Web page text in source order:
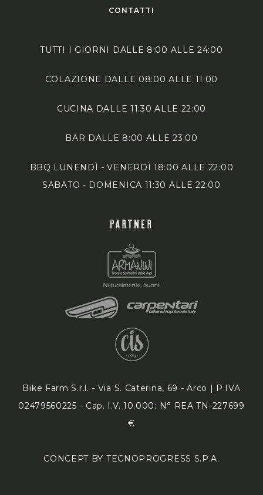
CONTATTI
TUTTI I GIORNI DALLE 8:00 ALLE 24:00
COLAZIONE DALLE 08:00 ALLE 11:00
CUCINA DALLE 11:30 ALLE 22:00
BAR DALLE 8:00 ALLE 23:00
BBQ LUNENDÌ - VENERDÌ 18:00 ALLE 22:00
SABATO - DOMENICA 11:30 ALLE 22:00
PARTNER
Bike Farm S.r.l. - Via S. Caterina, 69 - Arco | P.IVA
02479560225 - Cap. I.V. 10.000: N° REA TN-227699
€
CONCEPT BY TECNOPROGRESS S.P.A.